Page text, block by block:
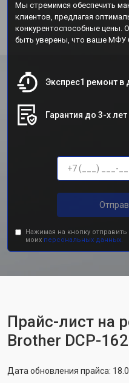
Мы стремимся обеспечить
клиентов, предлагая
конкурентоспособные цены.
быть уверены, что ваше МФУ
Экспрес1 ремонт в
Гарантия до 3-х лет
Нажимая на кнопку
моих персональных данных.
Прайс-лист на
Brother DCP-
Дата обновления прайса: